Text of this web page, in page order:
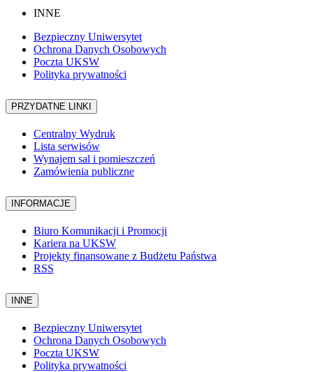
INNE
Bezpieczny Uniwersytet
Ochrona Danych Osobowych
Poczta UKSW
Polityka prywatności
PRZYDATNE LINKI
Centralny Wydruk
Lista serwisów
Wynajem sal i pomieszczeń
Zamówienia publiczne
INFORMACJE
Biuro Komunikacji i Promocji
Kariera na UKSW
Projekty finansowane z Budżetu Państwa
RSS
INNE
Bezpieczny Uniwersytet
Ochrona Danych Osobowych
Poczta UKSW
Polityka prywatności